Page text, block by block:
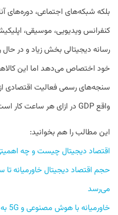
بلکه شبکه‌های اجتماعی، دوره‌های
کنفرانس ویدیویی، موسیقی،
رسانه دیجیتالی بخش زیاد و در
خود اختصاص می‌دهد اما این
واقع GDP در ازای هر ساعت کار است) در نظر گرفته نمی‌شوند.
این مطالب را هم بخوانید:
اقتصاد دیجیتال چیست و چه اهمیتی در
می‌رسد
خاورمیانه با هوش مصنوعی و 5G به سمت اقتصاد دیجیتالی می‌رود